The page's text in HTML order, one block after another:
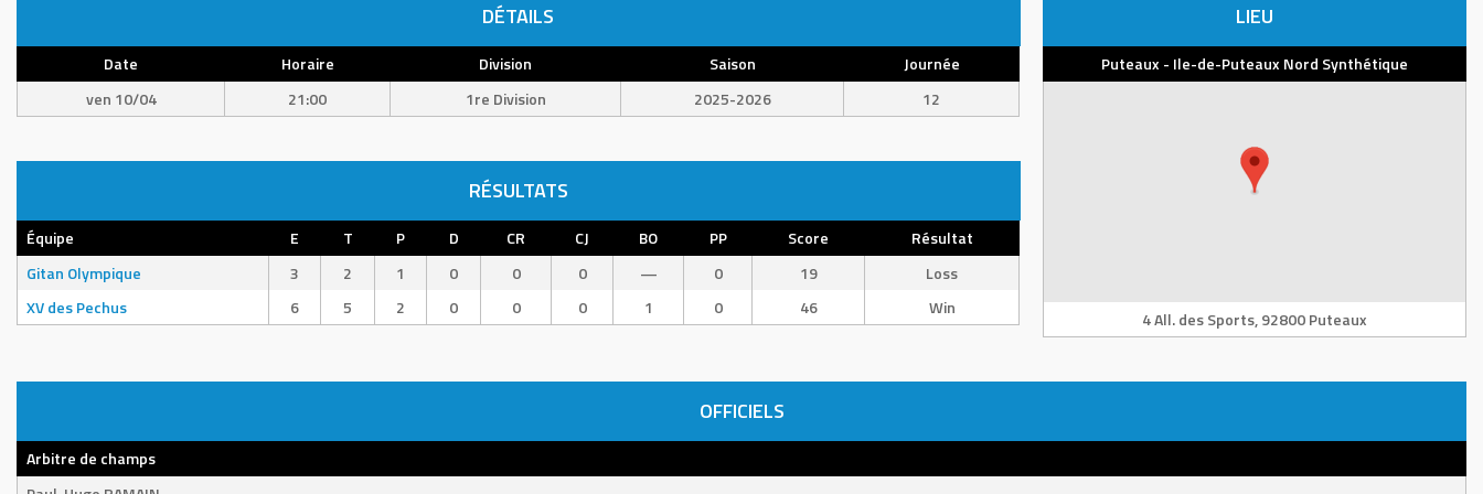
DÉTAILS
Date Horaire Division Saison
Journée
ven 10/04
21:00 1re Division 2025-2026 12
LIEU
Puteaux - Ile-de-Puteaux Nord Synthétique
4 All. des Sports, 92800 Puteaux
RÉSULTATS
Équipe E T P D CR CJ BO PP Score
Résultat
Gitan Olympique
3 2 1 0 0 0 — 0 19
Loss
XV des Pechus
6 5 2 0 0 0 1 0 46 Win
OFFICIELS
Arbitre de champs